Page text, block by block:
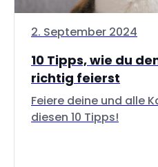
2. September 2024
10 Tipps, wie du
richtig feierst
Feiere deine und alle
diesen 10 Tipps!